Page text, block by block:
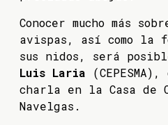
Conocer mucho más
avispas, así como la
sus nidos, será
Luis Laria
charla en la Casa de
Navelgas.